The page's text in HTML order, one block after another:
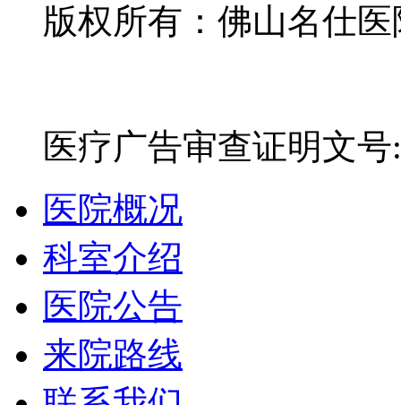
版权所有：佛山名仕
医疗广告审查证明文
医院概况
科室介绍
医院公告
来院路线